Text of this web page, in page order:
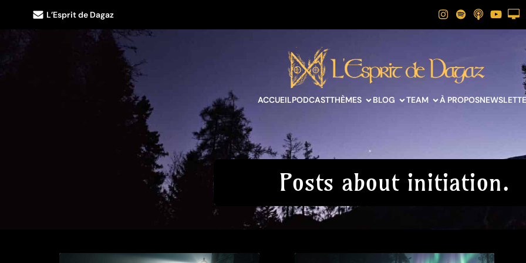
L’Esprit de Dagaz
ACCUEILPODCASTTHÈMES BLOG TEAM À PROPOS
Posts about initiation.